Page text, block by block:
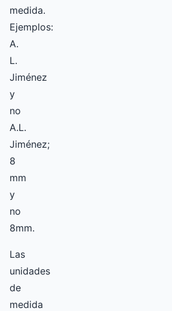
medida.
Ejemplos:
A.
L.
Jiménez
y
no
A.L.
Jiménez;
8
mm
y
no
8mm.
Las
unidades
de
medida